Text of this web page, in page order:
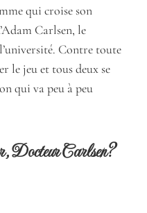
qui croise son
Carlsen, le
Contre toute
le jeu et tous deux se
qui va peu à peu
Docteur Carlsen?